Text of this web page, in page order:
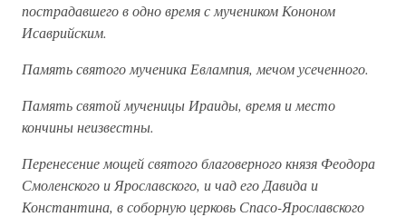
пострадавшего в одно время с мучеником Кононом
Исаврийским.
Память святого мученика Евлампия, мечом усеченного.
Память святой мученицы Ираиды, время и место
кончины неизвестны.
Перенесение мощей святого благоверного князя Феодора
Смоленского и Ярославского, и чад его Давида и
Константина, в соборную церковь Спасо-Ярославского